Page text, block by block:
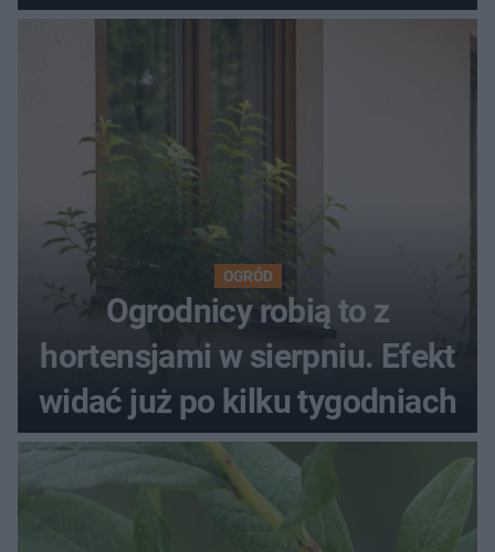
OGRÓD
Ogrodnicy robią to z
hortensjami w sierpniu. Efekt
widać już po kilku tygodniach